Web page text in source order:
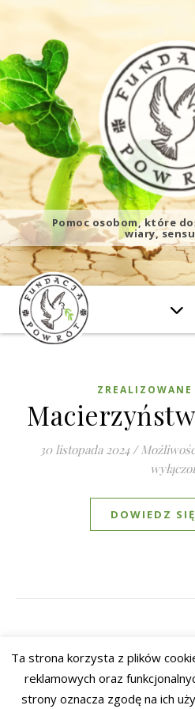
Pomoc osobom, które
wiary,
ZREALIZOWANE
30 listopada 2024 /
DOWIEDZ SIĘ
Fundacja Aktualności Szukasz
Ta strona korzysta z plików
reklamowych oraz
strony oznacza zgodę na ich